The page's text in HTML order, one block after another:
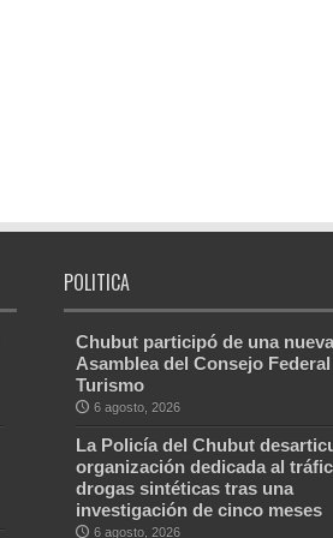
POLITICA
Chubut participó de una nueva
Asamblea del Consejo
Turismo
6 agosto, 2026
La Policía del Chubut
organización dedicada al
drogas sintéticas tras una
investigación de cinco meses
6 agosto, 2026